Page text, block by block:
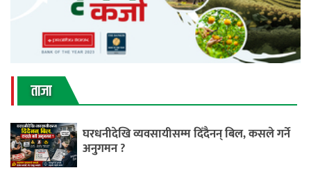
ताजा
घरधनीदेखि व्यवसायीसम्म दिँदैनन् बिल, कसले गर्ने
अनुगमन ?